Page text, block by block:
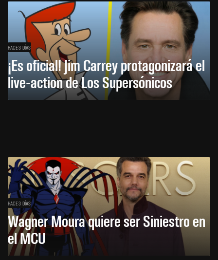
HACE 3 DÍAS
¡Es oficial! Jim Carrey protagonizará el
live-action de Los Supersónicos
HACE 3 DÍAS
Wagner Moura quiere ser Siniestro en
el MCU